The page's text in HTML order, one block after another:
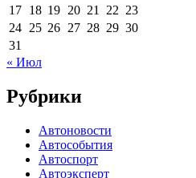
17 18 19 20 21 22 23
24 25 26 27 28 29 30
31
« Июл
Рубрики
Автоновости
Автособытия
Автоспорт
Автоэксперт